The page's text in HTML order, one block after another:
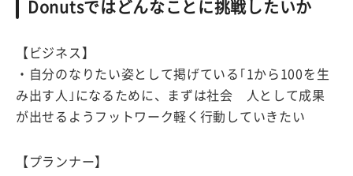
Donutsではどんなことに挑戦したいか
【ビジネス】
・自分のなりたい姿として掲げている｢1から100を生
み出す人｣になるために、まずは社会 人として成果
が出せるようフットワーク軽く行動していきたい
【プランナー】